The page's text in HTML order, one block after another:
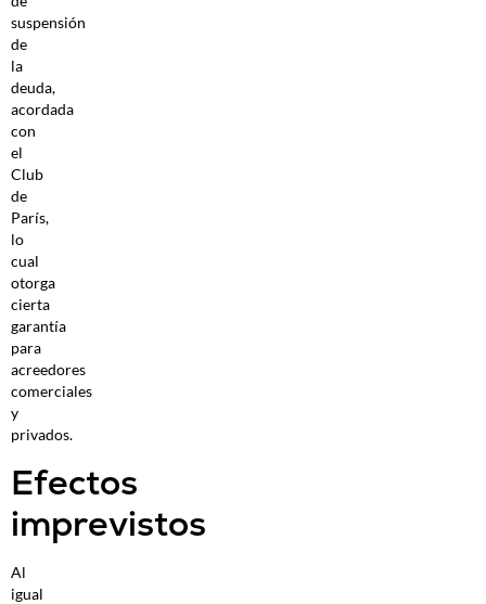
suspensión
de
la
deuda,
acordada
con
el
Club
de
París,
lo
cual
otorga
cierta
garantía
para
acreedores
comerciales
y
privados.
Efectos
imprevistos
Al
igual